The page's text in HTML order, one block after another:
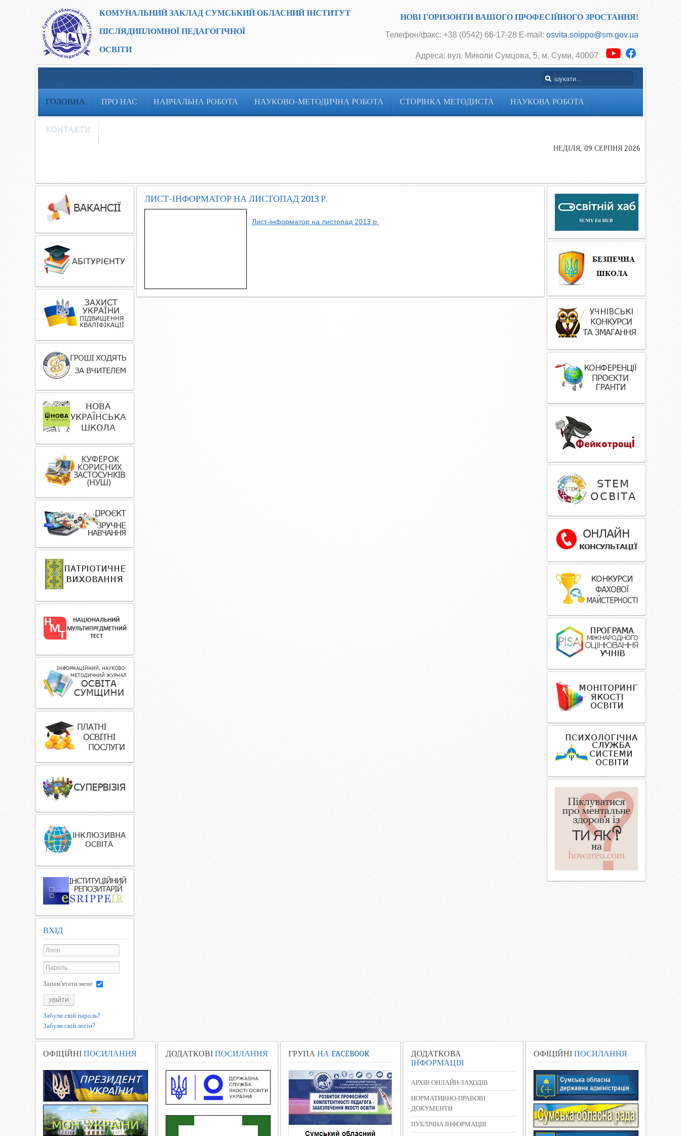
КОМУНАЛЬНИЙ ЗАКЛАД СУМСЬКИЙ ОБЛАСНИЙ ІНСТИТУТ
ПІСЛЯДИПЛОМНОЇ ПЕДАГОГІЧНОЇ
ОСВІТИ
НОВІ ГОРИЗОНТИ ВАШОГО ПРОФЕСІЙНОГО ЗРОСТАННЯ!
Телефон/факс: +38 (0542) 66-17-28 E-mail: osvita.soippo@sm.gov.ua
Адреса: вул. Миколи Сумцова, 5, м. Суми, 40007
ГОЛОВНА ПРО НАС НАВЧАЛЬНА РОБОТА НАУКОВО-МЕТОДИЧНА РОБОТА СТОРІНКА МЕТОДИСТА НАУКОВА РОБОТА
КОНТАКТИ
НЕДІЛЯ, 09 СЕРПНЯ 2026
ЛИСТ-ІНФОРМАТОР НА ЛИСТОПАД 2013 Р.
Лист-інформатор на листопад 2013 р.
ВХІД
Запам'ятати мене
УВІЙТИ
Забули свій пароль?
Забули свій логін?
ОФІЦІЙНІ ПОСИЛАННЯ ДОДАТКОВІ ПОСИЛАННЯ ГРУПА НА FACEBOOK
ДОДАТКОВА
ІНФОРМАЦІЯ
АРХІВ ОНЛАЙН-ЗАХОДІВ
НОРМАТИВНО-ПРАВОВІ
ДОКУМЕНТИ
ПУБЛІЧНА ІНФОРМАЦІЯ
ОФІЦІЙНІ ПОСИЛАННЯ